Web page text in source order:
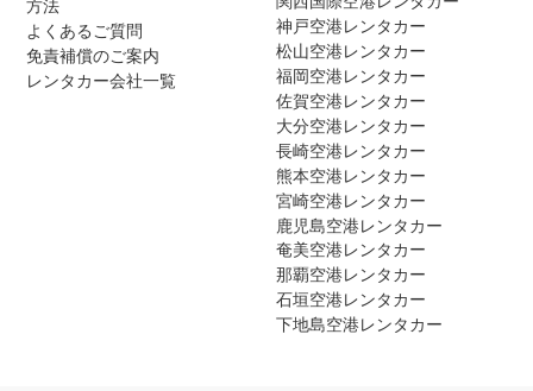
方法
よくあるご質問
免責補償のご案内
レンタカー会社一覧
神戸空港レンタカー
松山空港レンタカー
福岡空港レンタカー
佐賀空港レンタカー
大分空港レンタカー
長崎空港レンタカー
熊本空港レンタカー
宮崎空港レンタカー
鹿児島空港レンタカー
奄美空港レンタカー
那覇空港レンタカー
石垣空港レンタカー
下地島空港レンタカー